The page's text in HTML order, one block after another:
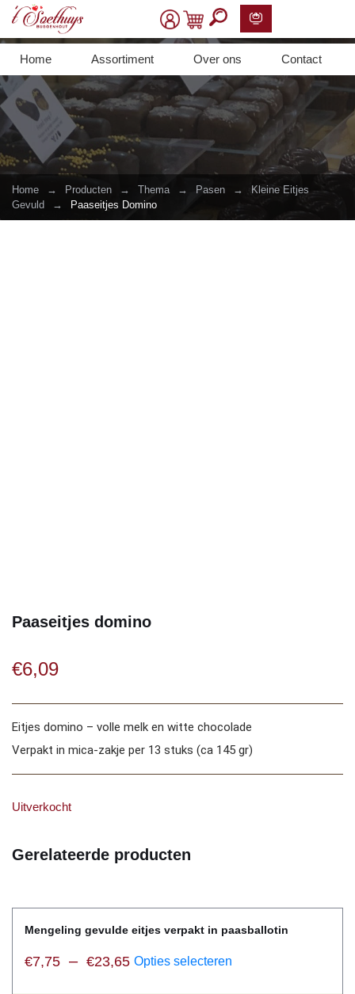
Home Assortiment Over ons Contact
Home → Producten → Thema → Pasen →
Kleine Eitjes
Gevuld
→ Paaseitjes Domino
Paaseitjes domino
€6,09
Eitjes domino – volle melk en witte chocolade
Verpakt in mica-zakje per 13 stuks (ca 145 gr)
Uitverkocht
Gerelateerde producten
Mengeling gevulde eitjes verpakt in paasballotin
€7,75 – €23,65 Opties selecteren